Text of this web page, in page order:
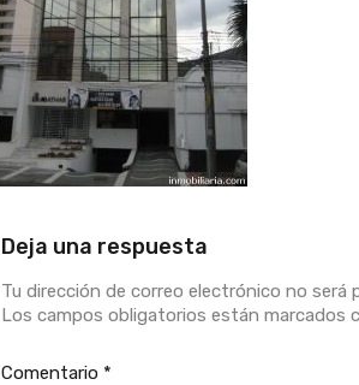
Deja una respuesta
Tu dirección de correo electrónico no será
Los campos obligatorios están marcados
Comentario *